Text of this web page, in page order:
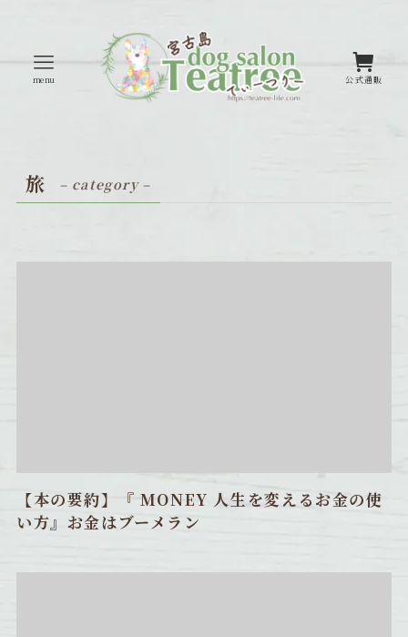
公式通販
menu
旅 – category –
【本の要約】『 MONEY 人生を変えるお金の使
い方』お金はブーメラン